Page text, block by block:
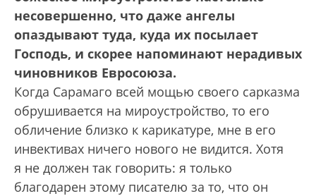
несовершенно, что даже ангелы
опаздывают туда, куда их посылает
Господь, и скорее напоминают нерадивых
чиновников Евросоюза.
Когда Сарамаго всей мощью своего сарказма
обрушивается на миро­устройство, то его
обличение близко к карикатуре, мне в его
инвективах ничего нового не видится. Хотя
я не должен так говорить: я только
благодарен этому писателю за то, что он